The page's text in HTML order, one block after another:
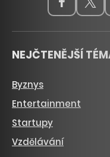
NEJČTENĚJŠÍ
Byznys
Entertainment
Startupy
Vzdělávání